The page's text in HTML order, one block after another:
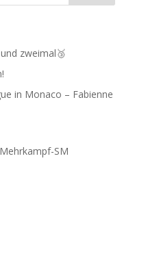
zweimal🥉
in Monaco – Fabienne
SM